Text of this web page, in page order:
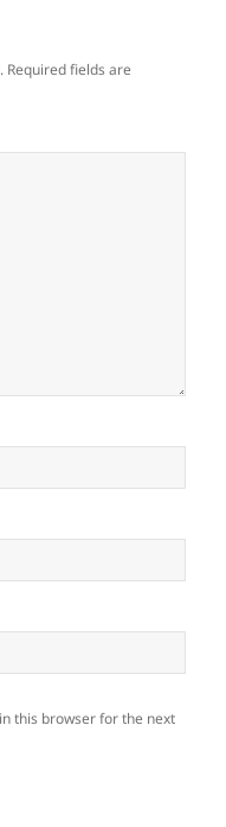
Required fields are
this browser for the next